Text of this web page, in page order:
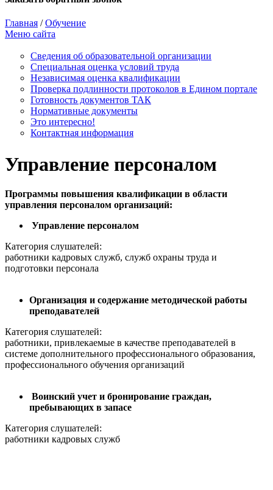
Главная /Обучение
Меню сайта
Сведения об образовательной организации
Cпециальная оценка условий труда
Независимая оценка квалификации
Проверка подлинности протоколов в Едином портале
Готовность документов ТАК
Нормативные документы
Это интересно!
Контактная информация
Управление персоналом
Программы повышения квалификации в области
управления персоналом организаций:
Управление персоналом
Категория слушателей:
работники кадровых служб, служб охраны труда и
подготовки персонала
Организация и содержание методической работы
преподавателей
Категория слушателей:
работники, привлекаемые в качестве преподавателей в
системе дополнительного профессионального образования,
профессионального обучения организаций
Воинский учет и бронирование граждан,
пребывающих в запасе
Категория слушателей:
работники кадровых служб